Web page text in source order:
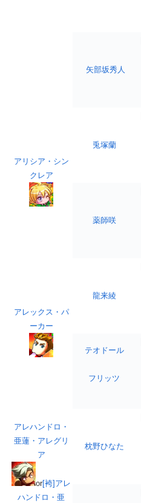
矢部坂秀人
アリシア・シン
クレア
兎塚蘭
薬師咲
アレックス・パ
ーカー
龍来綾
テオドール
フリッツ
アレハンドロ・
亜蓮・アレグリ
ア
or[袴]アレ
ハンドロ・亜
枕野ひなた